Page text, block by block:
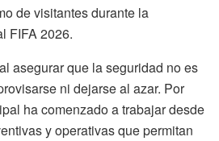
de visitantes durante la
FIFA 2026.
asegurar que la seguridad no es
ni dejarse al azar. Por
ha comenzado a trabajar desde
y operativas que permitan